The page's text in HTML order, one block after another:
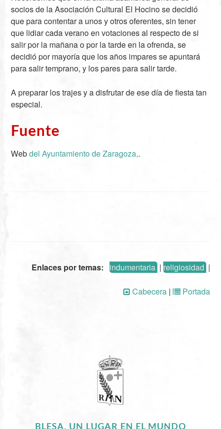
socios de la Asociación Cultural El Hocino se decidió
que para contentar a unos y otros oferentes, sin tener
que lidiar cada verano en votaciones al respecto de si
salir por la mañana o por la tarde en la ofrenda, se
decidió por mayoría que los años impares se apuntará
para salir temprano, y los pares para salir tarde.
A preparar los trajes y a disfrutar de ese día de fiesta tan
especial.
Fuente
Webdel Ayuntamiento de Zaragoza,.
Enlaces por temas: indumentaria| religiosidad|
Cabecera| Portada
BLESA, UN LUGAR EN EL MUNDO